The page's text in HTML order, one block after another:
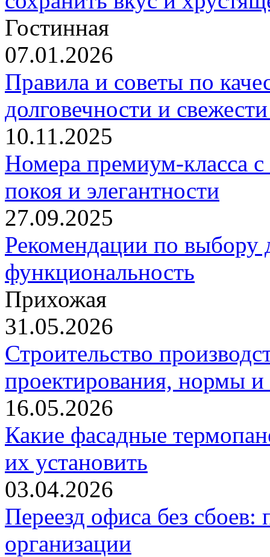
Гостинная
07.01.2026
Правила и советы по
долговечности и
10.11.2025
Номера премиум-класса
покоя и элегантности
27.09.2025
Рекомендации по выбору
функциональность
Прихожая
31.05.2026
Строительство
проектирования, нормы и
16.05.2026
Какие фасадные
их установить
03.04.2026
Переезд офиса без сбоев:
организации